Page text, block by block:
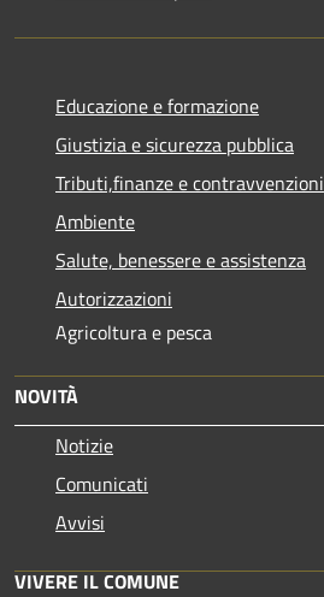
Educazione e formazione
Giustizia e sicurezza pubblica
Tributi,finanze e contravvenzioni
Ambiente
Salute, benessere e assistenza
Autorizzazioni
Agricoltura e pesca
NOVITÀ
Notizie
Comunicati
Avvisi
VIVERE IL COMUNE